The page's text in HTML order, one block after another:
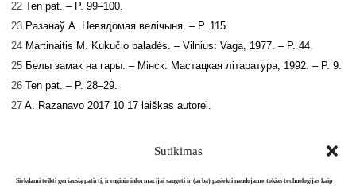
Sutikimas
Siekdami teikti geriausią patirtį, įrenginio informacijai saugoti ir (arba) pasiekti naudojame tokias technologijas kaip
22 Ten pat. – P. 99–100.
23 Разанаў А. Невядомая велічыня. – P. 115.
24 Martinaitis M. Kukučio baladės. – Vilnius: Vaga, 1977. – P. 44.
25 Белы замак на гары. – Мінск: Мастацкая літаратура, 1992. – P. 9.
26 Ten pat. – P. 28–29.
27 A. Razanavo 2017 10 17 laiškas autorei.